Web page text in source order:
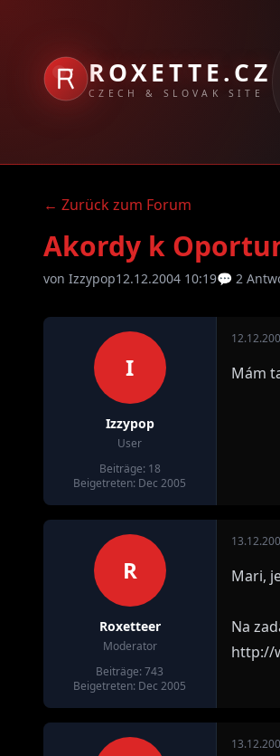
ROXETTE.CZ
CZECH & SLOVAK SITE
← Zurück zum Forum
Akordy k
von Izzypop12.12.2004 10:19💬 2
I
Izzypop
User
Beiträge: 18
Beigetreten: Dec 2005
Mám
R
Roxetteer
Moderator
Beiträge: 743
Beigetreten: Dec 2005
Mari,
Na
http://